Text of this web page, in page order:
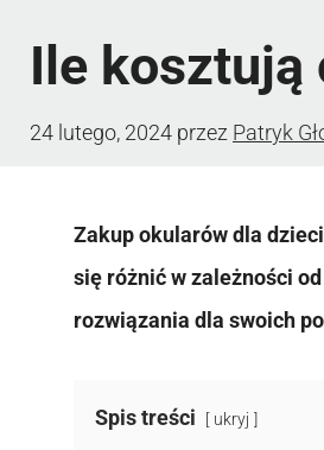
Ile kosztują
24 lutego, 2024 przez Patryk
Zakup okularów dla
się różnić w zależności
rozwiązania dla swoich
Spis treści ukryj